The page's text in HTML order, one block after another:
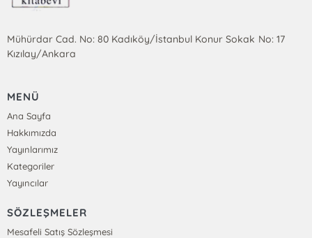
Mühürdar Cad. No: 80 Kadıköy/İstanbul Konur Sokak No: 17
Kızılay/Ankara
MENÜ
Ana Sayfa
Hakkımızda
Yayınlarımız
Kategoriler
Yayıncılar
SÖZLEŞMELER
Mesafeli Satış Sözleşmesi